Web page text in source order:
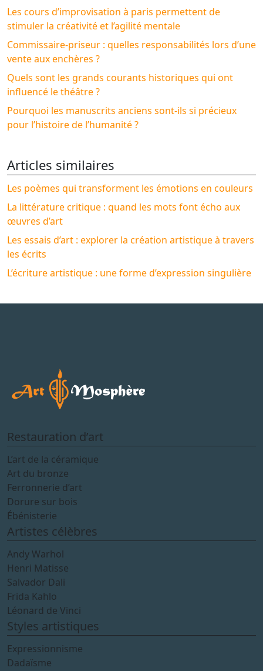
Les cours d’improvisation à paris permettent de
stimuler la créativité et l’agilité mentale
Commissaire-priseur : quelles responsabilités lors d’une
vente aux enchères ?
Quels sont les grands courants historiques qui ont
influencé le théâtre ?
Pourquoi les manuscrits anciens sont-ils si précieux
pour l’histoire de l’humanité ?
Articles similaires
Les poèmes qui transforment les émotions en couleurs
La littérature critique : quand les mots font écho aux
œuvres d’art
Les essais d’art : explorer la création artistique à travers
les écrits
L’écriture artistique : une forme d’expression singulière
Restauration d’art
L’art de la céramique
Art du bronze
Ferronnerie d’art
Dorure sur bois
Ébénisterie
Artistes célèbres
Andy Warhol
Henri Matisse
Salvador Dali
Frida Kahlo
Léonard de Vinci
Styles artistiques
Expressionnisme
Dadaïsme